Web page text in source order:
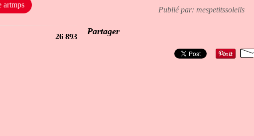
artmps
26 893
Publié par: mespetitssoleils
Partager